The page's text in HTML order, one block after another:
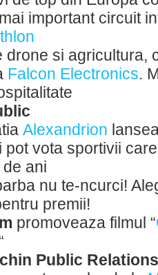
important circuit
drone si agricultura,
Falcon Electronics.
Alexandrion
pot vota sportivii
ani
nu te-ncurci!
premii!
promoveaza filmul “
Public Relations